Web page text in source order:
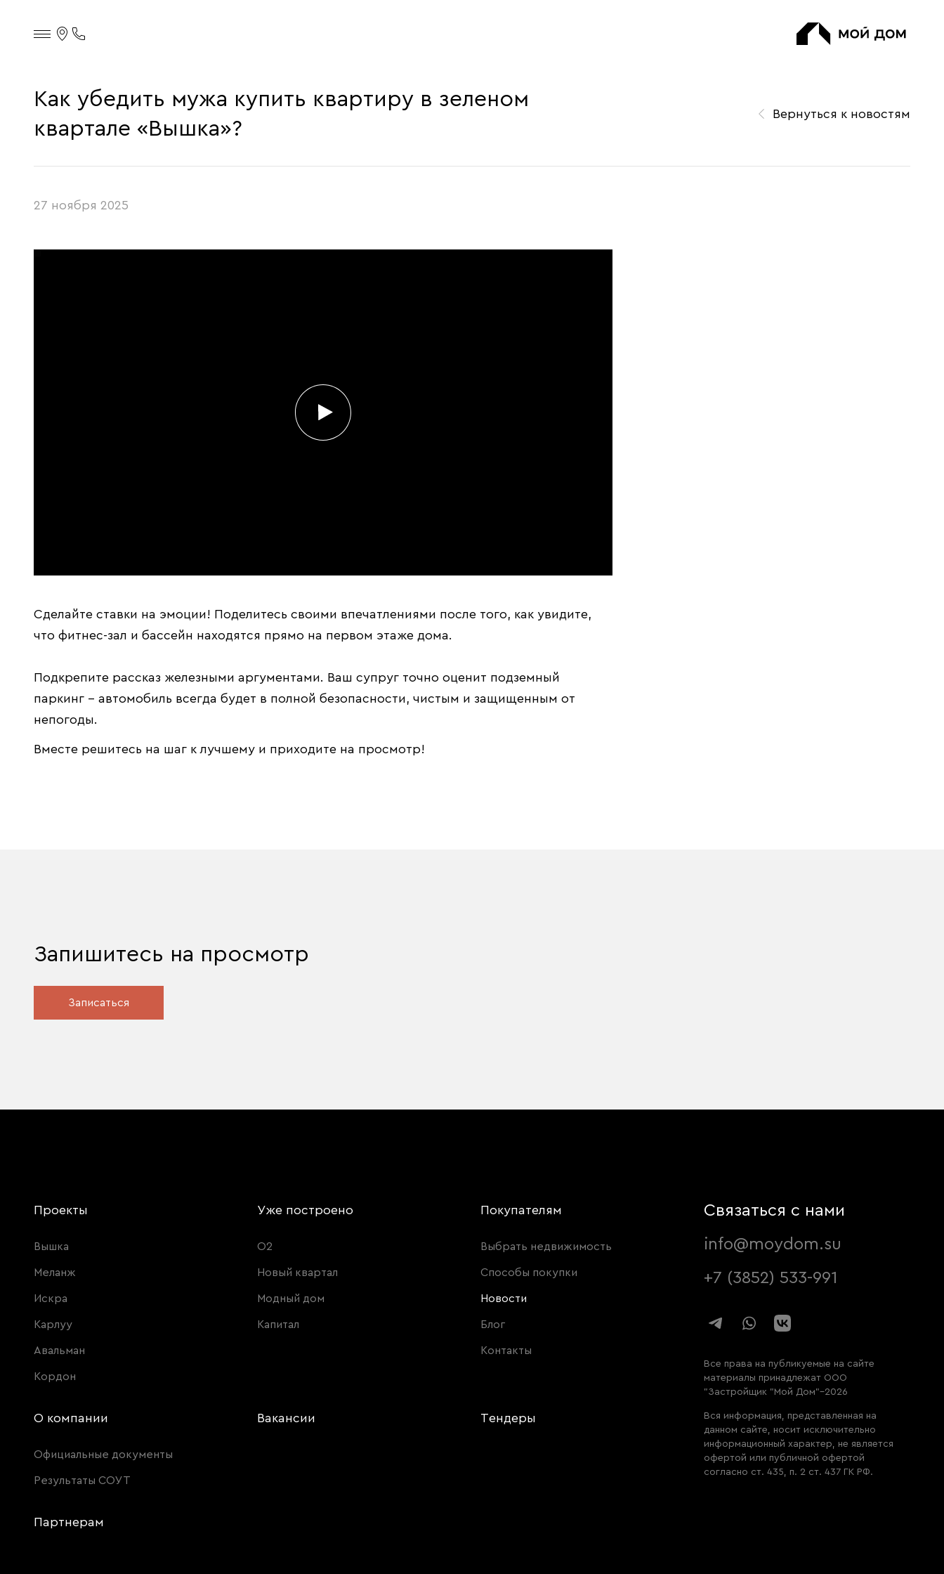
Контакты
Телефон
Как убедить мужа купить квартиру в зеленом
квартале «Вышка»?
Вернуться к новостям
27 ноября 2025
Сделайте ставки на эмоции! Поделитесь своими впечатлениями после того, как увидите,
что фитнес-зал и бассейн находятся прямо на первом этаже дома.
Подкрепите рассказ железными аргументами. Ваш супруг точно оценит подземный
паркинг – автомобиль всегда будет в полной безопасности, чистым и защищенным от
непогоды.
Вместе решитесь на шаг к лучшему и приходите на просмотр!
Запишитесь на просмотр
Записаться
Проекты
Вышка
Меланж
Искра
Карлуу
Авальман
Кордон
Уже построено
О2
Новый квартал
Модный дом
Капитал
Покупателям
Выбрать недвижимость
Способы покупки
Новости
Блог
Контакты
О компании
Официальные документы
Результаты СОУТ
Вакансии Тендеры
Партнерам
Связаться с нами
info@moydom.su
+7 (3852) 533-991
Все права на публикуемые на сайте
материалы принадлежат ООО
"Застройщик "Мой Дом"–2026
Вся информация, представленная на
данном сайте, носит исключительно
информационный характер, не является
офертой или публичной офертой
согласно ст. 435, п. 2 ст. 437 ГК РФ.